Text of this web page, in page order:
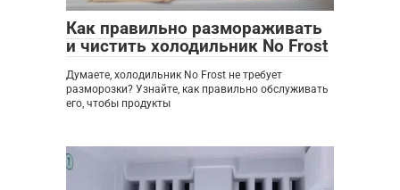
Как правильно размораживать
и чистить холодильник No Frost
Думаете, холодильник No Frost не требует
разморозки? Узнайте, как правильно обслуживать
его, чтобы продукты